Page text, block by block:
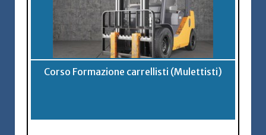
Corso Formazione carrellisti (Mulettisti)